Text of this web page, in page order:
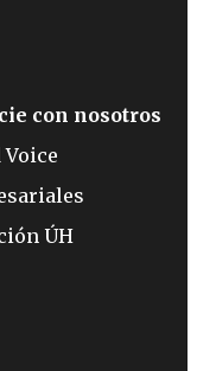
con nosotros
ÚH